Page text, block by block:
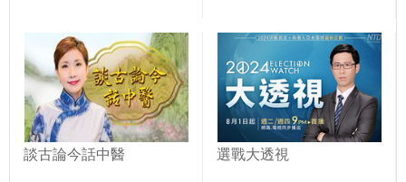
談古論今話中醫 選戰大透視